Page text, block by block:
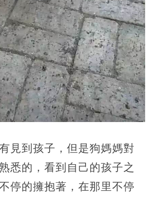
見到孩子，但是狗媽媽對
悉的，看到自己的孩子之
停的擁抱著，在那里不停